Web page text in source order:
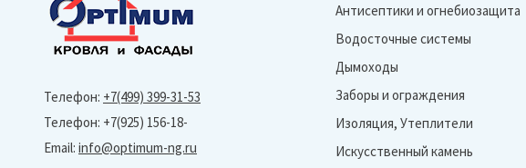
Телефон: +7(499) 399-31-53
Телефон: +7(925) 156-18-
Email: info@optimum-ng.ru
Антисептики и огнебиозащита
Водосточные системы
Дымоходы
Заборы и ограждения
Изоляция, Утеплители
Искусственный камень